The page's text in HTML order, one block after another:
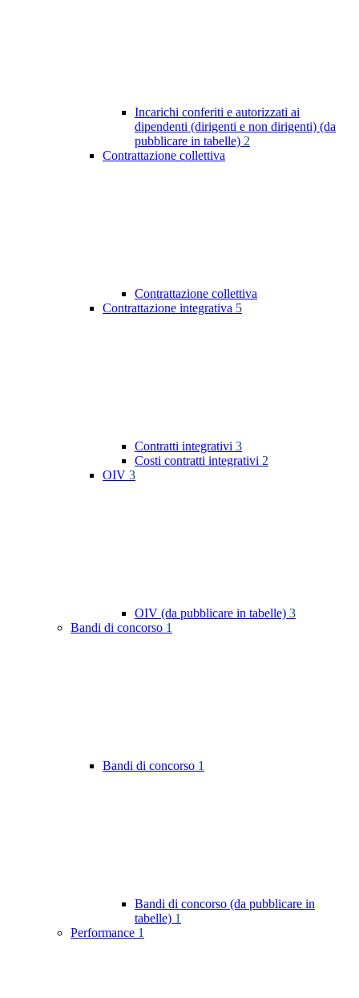
Incarichi conferiti e autorizzati ai
dipendenti (dirigenti e non dirigenti) (da
pubblicare in tabelle) 2
Contrattazione collettiva
Contrattazione collettiva
Contrattazione integrativa 5
Contratti integrativi 3
Costi contratti integrativi 2
OIV 3
OIV (da pubblicare in tabelle) 3
Bandi di concorso 1
Bandi di concorso 1
Bandi di concorso (da pubblicare in
tabelle) 1
Performance 1